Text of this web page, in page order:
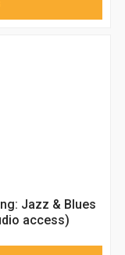
Jazz & Blues
access)